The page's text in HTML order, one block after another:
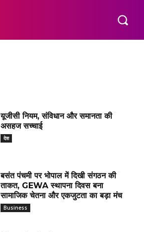
यूजीसी नियम, संविधान और समानता की
असहज सच्चाई
देश
बसंत पंचमी पर भोपाल में दिखी संगठन की
ताकत, GEWA स्थापना दिवस बना
सामाजिक चेतना और एकजुटता का बड़ा मंच
Business